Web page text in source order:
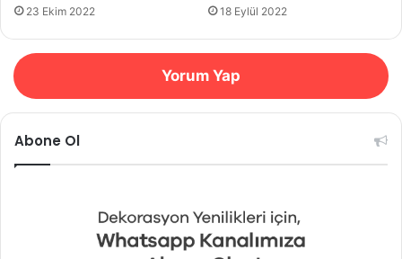
23 Ekim 2022 18 Eylül 2022
Yorum Yap
Abone Ol